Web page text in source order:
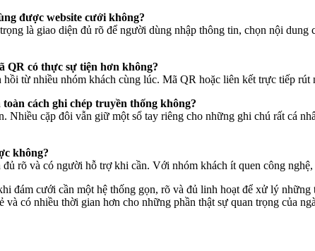
được website cưới không?
là giao diện đủ rõ để người dùng nhập thông tin, chọn nội
QR có thực sự tiện hơn không?
hồi từ nhiều nhóm khách cùng lúc. Mã QR hoặc liên kết trực tiếp
cách ghi chép truyền thống không?
Nhiều cặp đôi vẫn giữ một sổ tay riêng cho những ghi chú rất cá
không?
rõ và có người hỗ trợ khi cần. Với nhóm khách ít quen công
đám cưới cần một hệ thống gọn, rõ và đủ linh hoạt để xử lý
có nhiều thời gian hơn cho những phần thật sự quan trọng của